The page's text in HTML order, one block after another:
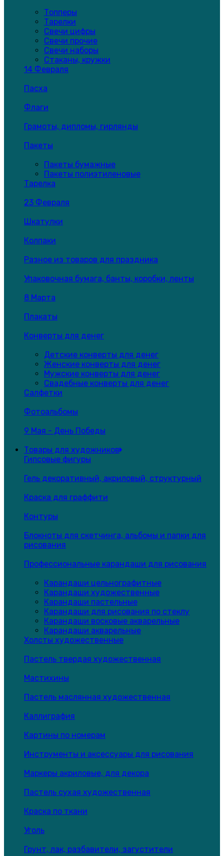
Топперы
Тарелки
Свечи цифры
Свечи прочие
Свечи наборы
Стаканы, кружки
14 Февраля
Пасха
Флаги
Грамоты, дипломы, гирлянды
Пакеты
Пакеты бумажные
Пакеты полиэтиленовые
Тарелка
23 Февраля
Шкатулки
Колпаки
Разное из товаров для праздника
Упаковочная бумага, банты, коробки, ленты
8 Марта
Плакаты
Конверты для денег
Детские конверты для денег
Женские конверты для денег
Мужские конверты для денег
Свадебные конверты для денег
Салфетки
Фотоальбомы
9 Мая - День Победы
Товары для художников
Гипсовые фигуры
Гель декоративный, акриловый, структурный
Краска для граффити
Контуры
Блокноты для скетчинга, альбомы и папки для
рисования
Профессиональные карандаши для рисования
Карандаши цельнографитные
Карандаши художественные
Карандаши пастельные
Карандаши для рисования по стеклу
Карандаши восковые акварельные
Карандаши акварельные
Холсты художественные
Пастель твердая художественная
Мастихины
Пастель маслянная художественная
Каллиграфия
Картины по номерам
Инструменты и аксессуары для рисования
Маркеры акриловые, для декора
Пастель сухая художественная
Краска по ткани
Уголь
Грунт, лак, разбавители, загустители